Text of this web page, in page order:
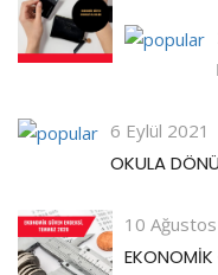
6 Eylül 2021
OKULA
10
EKONOMİK